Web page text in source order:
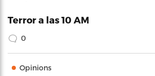
Terror a las 10 AM
0
Opinions